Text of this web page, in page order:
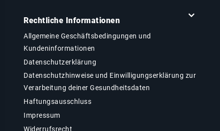
Rechtliche Informationen
Allgemeine Geschäftsbedingungen und
Kundeninformationen
Datenschutzerklärung
Datenschutzhinweise und Einwilligungserklärung zur
Verarbeitung deiner Gesundheitsdaten
Haftungsausschluss
Impressum
Widerrufsrecht